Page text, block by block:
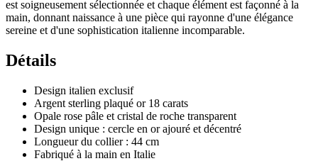
est soigneusement sélectionnée et chaque élément est façonné à la
main, donnant naissance à une pièce qui rayonne d'une élégance
sereine et d'une sophistication italienne incomparable.
Détails
Design italien exclusif
Argent sterling plaqué or 18 carats
Opale rose pâle et cristal de roche transparent
Design unique : cercle en or ajouré et décentré
Longueur du collier : 44 cm
Fabriqué à la main en Italie